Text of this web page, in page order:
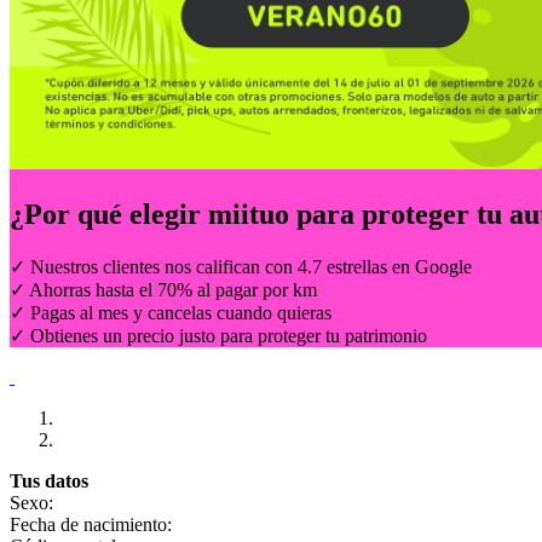
¿Por qué elegir miituo para proteger tu
✓ Nuestros clientes nos califican con 4.7 estrellas en Google
✓ Ahorras hasta el 70% al pagar por km
✓ Pagas al mes y cancelas cuando quieras
✓ Obtienes un precio justo para proteger tu patrimonio
Tus datos
Sexo:
Fecha de nacimiento: